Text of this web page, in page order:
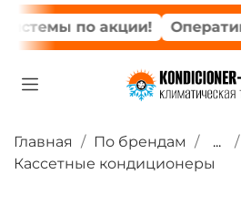
по акции!
Главная По брендам
...
Кассетные кондиционеры